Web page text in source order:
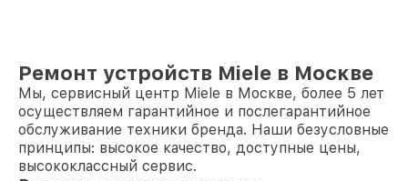
Ремонт устройств Miele в Москве
Мы, сервисный центр Miele в Москве, более 5 лет
осуществляем гарантийное и послегарантийное
обслуживание техники бренда. Наши безусловные
принципы: высокое качество, доступные цены,
высококлассный сервис.